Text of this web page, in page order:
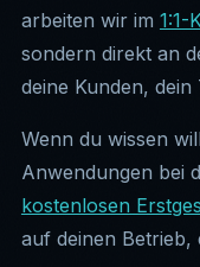
arbeiten wir im 1:1-
sondern direkt an
deine Kunden, dein
Wenn du wissen
Anwendungen bei
kostenlosen
auf deinen